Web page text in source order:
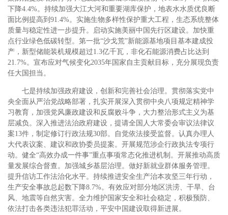
下降4.4%。持续加强大江大河和重要湖库保护，地表水水质优良断
面比例提高到91.4%。实施生物多样性保护重大工程，生态系统整体
质量与稳定性进一步提升。启动实施美丽中国先行区建设。加快重
点行业绿色低碳转型。第一批“沙戈荒”新能源基地项目基本建成投
产，新型储能装机规模超过1.3亿千瓦，非化石能源消费占比达到
21.7%。宣布应对气候变化2035年国家自主贡献目标，充分展现负责
任大国担当。
七是持续加强政府建设，创新和完善社会治理。贯彻落实党中
央全面从严治党战略部署，扎实开展深入贯彻中央八项规定精神学
习教育，加强党风廉政建设和反腐败斗争，大力整治形式主义为基
层减负。深入推进法治政府建设，提请全国人大常委会审议法律议
案13件，制定修订行政法规30部。自觉依法接受监督。认真办理人
大代表议案、建议和政协委员提案。开展规范涉企行政执法专项行
动。健全“高效办成一件事”重点事项常态化推进机制。开展推动高质
量发展综合督查。加强城乡基层治理。做好新就业群体服务管理。
提升信访工作法治化水平。持续推进安全生产治本攻坚三年行动，
生产安全事故总起数下降8.7%。有效应对部分地区洪涝、干旱、台
风、地震等自然灾害。全力维护国家安全和社会稳定，积极预防、
依法打击各类违法犯罪活动，平安中国建设取得新进展。